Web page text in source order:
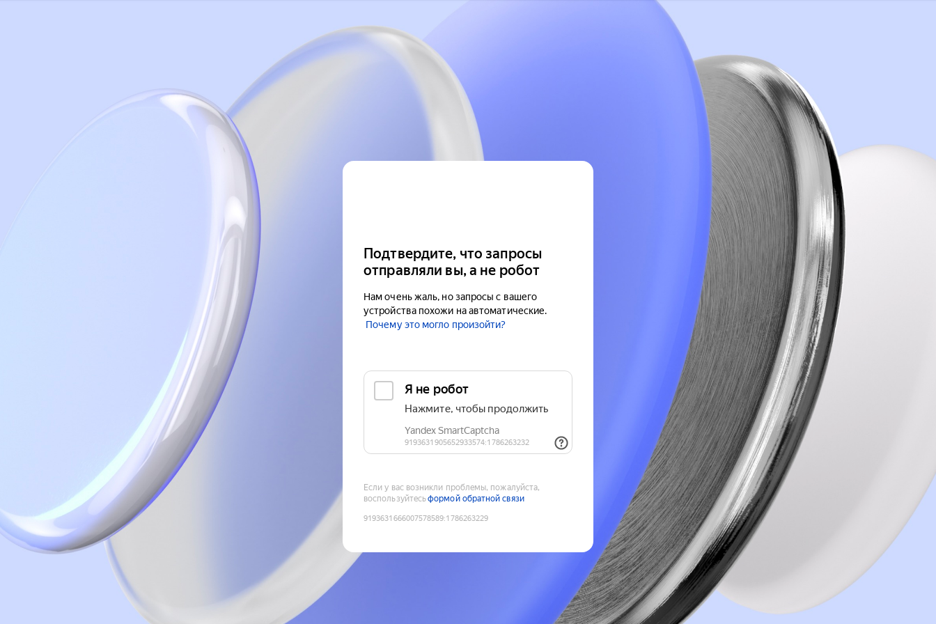
Подтвердите, что запросы
отправляли вы, а не робот
Нам очень жаль, но запросы с вашего
устройства похожи на автоматические.
Почему это могло произойти?
Если у вас возникли проблемы, пожалуйста,
воспользуйтесьформой обратной связи
9193631666007578589:1786263229